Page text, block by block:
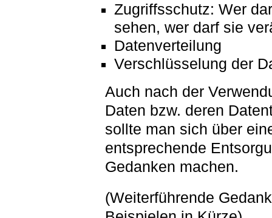
Zugriffsschutz: Wer
sehen, wer darf sie
Datenverteilung
Verschlüsselung der
Auch nach der
Daten bzw. deren
sollte man sich über
entsprechende
Gedanken machen.
(Weiterführende